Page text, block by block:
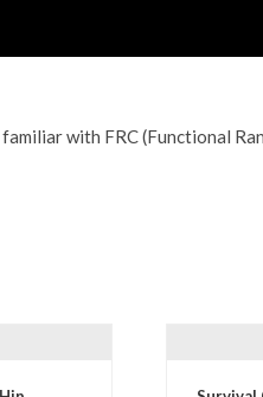
with FRC (Functional